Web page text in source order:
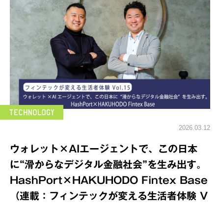
2026.03.12
ウォレット×AIエージェントで、この日本
に“滑からなデジタル金融社会”を生み出す。
HashPort×HAKUHODO Fintex Base
（連載：フィンテックが変える生活者体験 V